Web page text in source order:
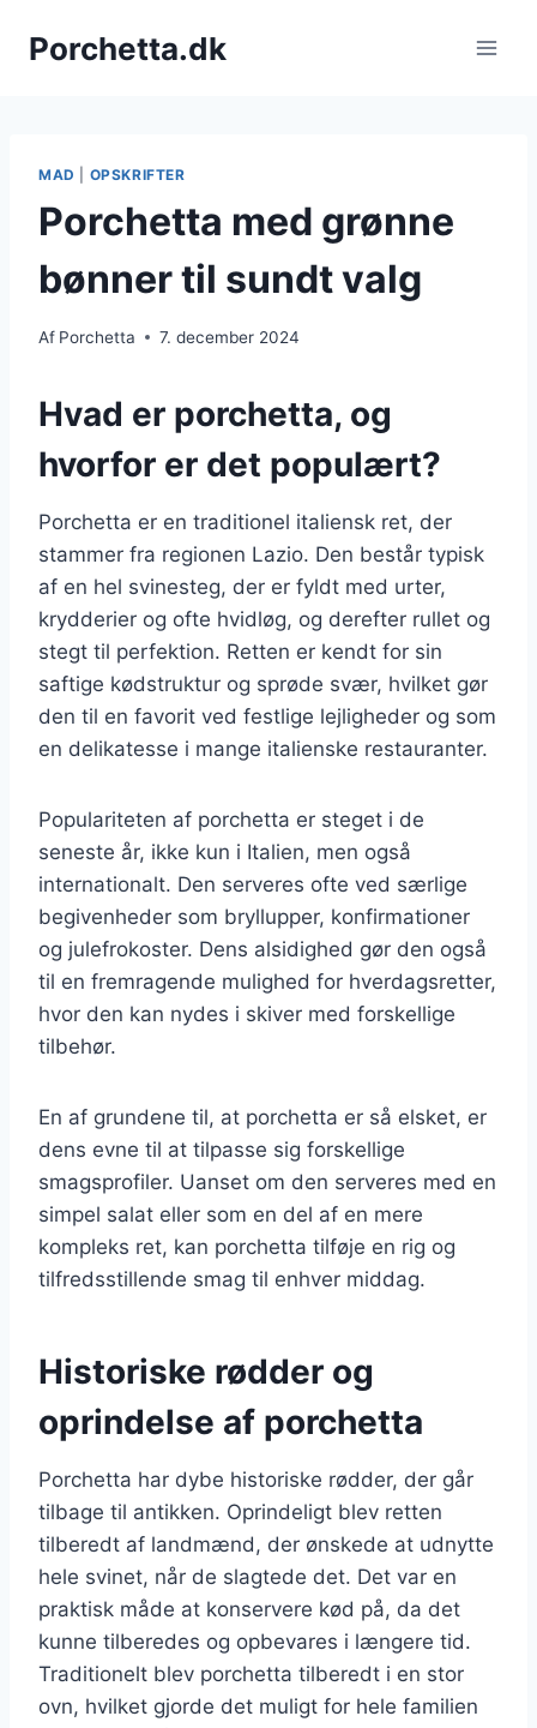
Porchetta.dk
MAD OPSKRIFTER
Porchetta med grønne
bønner til sundt valg
Af Porchetta 7. december 2024
Hvad er porchetta, og
hvorfor er det populært?
Porchetta er en traditionel italiensk ret, der
stammer fra regionen Lazio. Den består typisk
af en hel svinesteg, der er fyldt med urter,
krydderier og ofte hvidløg, og derefter rullet og
stegt til perfektion. Retten er kendt for sin
saftige kødstruktur og sprøde svær, hvilket gør
den til en favorit ved festlige lejligheder og som
en delikatesse i mange italienske restauranter.
Populariteten af porchetta er steget i de
seneste år, ikke kun i Italien, men også
internationalt. Den serveres ofte ved særlige
begivenheder som bryllupper, konfirmationer
og julefrokoster. Dens alsidighed gør den også
til en fremragende mulighed for hverdagsretter,
hvor den kan nydes i skiver med forskellige
tilbehør.
En af grundene til, at porchetta er så elsket, er
dens evne til at tilpasse sig forskellige
smagsprofiler. Uanset om den serveres med en
simpel salat eller som en del af en mere
kompleks ret, kan porchetta tilføje en rig og
tilfredsstillende smag til enhver middag.
Historiske rødder og
oprindelse af porchetta
Porchetta har dybe historiske rødder, der går
tilbage til antikken. Oprindeligt blev retten
tilberedt af landmænd, der ønskede at udnytte
hele svinet, når de slagtede det. Det var en
praktisk måde at konservere kød på, da det
kunne tilberedes og opbevares i længere tid.
Traditionelt blev porchetta tilberedt i en stor
ovn, hvilket gjorde det muligt for hele familien